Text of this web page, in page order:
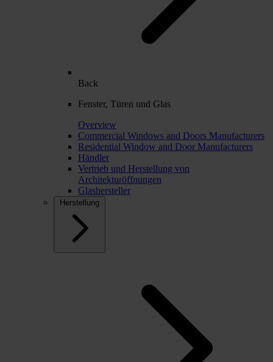
Back
Fenster, Türen und Glas
Overview
Commercial Windows and Doors Manufacturers
Residential Window and Door Manufacturers
Händler
Vertrieb und Herstellung von
Architekturöffnungen
Glashersteller
Herstellung